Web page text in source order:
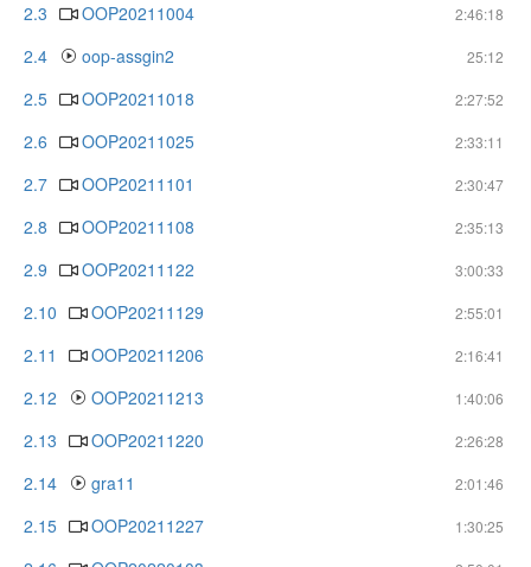
2.3
2:46:18
OOP20211004
2.4
25:12
oop-assgin2
2.5
2:27:52
OOP20211018
2.6
2:33:11
OOP20211025
2.7
2:30:47
OOP20211101
2.8
2:35:13
OOP20211108
2.9
3:00:33
OOP20211122
2.10
2:55:01
OOP20211129
2.11
2:16:41
OOP20211206
2.12
1:40:06
OOP20211213
2.13
2:26:28
OOP20211220
2.14
2:01:46
gra11
2.15
1:30:25
OOP20211227